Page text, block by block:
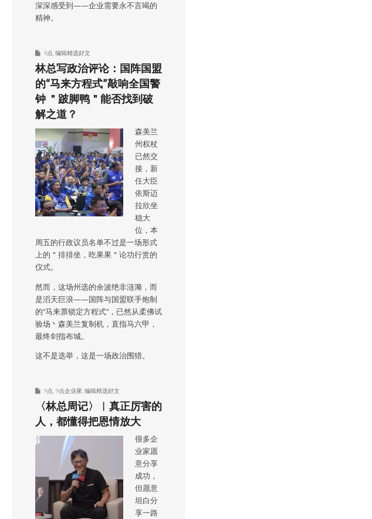
深深感受到——企业需要永不言竭的
精神。
9点 编辑精选好文
林总写政治评论：国阵国盟
的“马来方程式”敲响全国警
钟 ＂跛脚鸭＂能否找到破
解之道？
森美兰
州权杖
已然交
接，新
任大臣
依斯迈
拉欣坐
稳大
位，本
周五的行政议员名单不过是一场形式
上的＂排排坐，吃果果＂论功行赏的
仪式。
然而，这场州选的余波绝非涟漪，而
是滔天巨浪——国阵与国盟联手炮制
的“马来票锁定方程式”，已然从柔佛试
验场丶森美兰复制机，直指马六甲，
最终剑指布城。
这不是选举，这是一场政治围猎。
9点 9点企业家 编辑精选好文
〈林总周记〉︱真正厉害的
人，都懂得把恩情放大
很多企
业家愿
意分享
成功，
但愿意
坦白分
享一路